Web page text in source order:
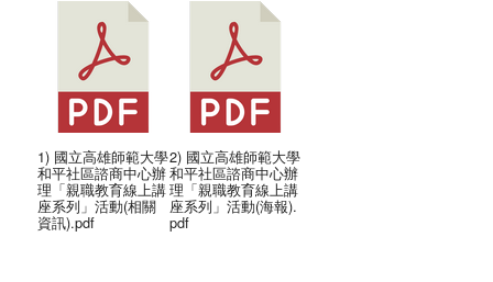
1) 國立高雄師範大學
和平社區諮商中心辦
理「親職教育線上講
座系列」活動(相關
資訊).pdf
2) 國立高雄師範大學
和平社區諮商中心辦
理「親職教育線上講
座系列」活動(海報).
pdf